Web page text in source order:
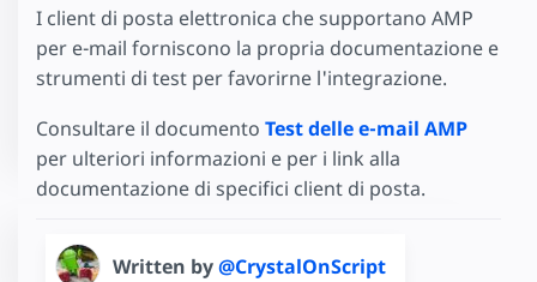
I client di posta elettronica che supportano AMP
per e-mail forniscono la propria documentazione e
strumenti di test per favorirne l'integrazione.
Consultare il documento Test delle e-mail AMP
per ulteriori informazioni e per i link alla
documentazione di specifici client di posta.
Written by@CrystalOnScript